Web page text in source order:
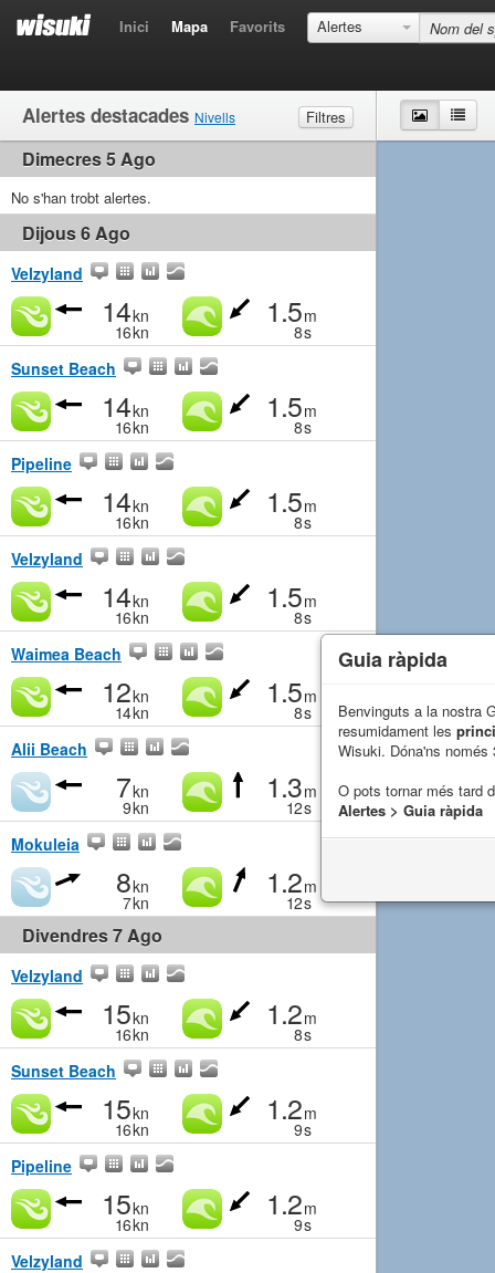
Inici Mapa Favorits Alertes
Alertes destacades Nivells
Filtres
Vent
Onades
Dimecres 5 Ago
No s'han trobt alertes.
Dijous 6 Ago
Velzyland
14kn
16kn
1.5m
8s
Sunset Beach
14kn
16kn
1.5m
8s
Pipeline
14kn
16kn
1.5m
8s
Velzyland
14kn
16kn
1.5m
8s
Waimea Beach
12kn
14kn
1.5m
8s
Alii Beach
7kn
9kn
1.3m
12s
Mokuleia
8kn
7kn
1.2m
12s
Divendres 7 Ago
Velzyland
15kn
16kn
1.2m
8s
Sunset Beach
15kn
16kn
1.2m
9s
Pipeline
15kn
16kn
1.2m
9s
Velzyland
Mapa
Guia ràpida
Benvinguts a la nostra
resumidament les
Wisuki. Dóna'ns només
O pots tornar més tard
Alertes > Guia ràpida